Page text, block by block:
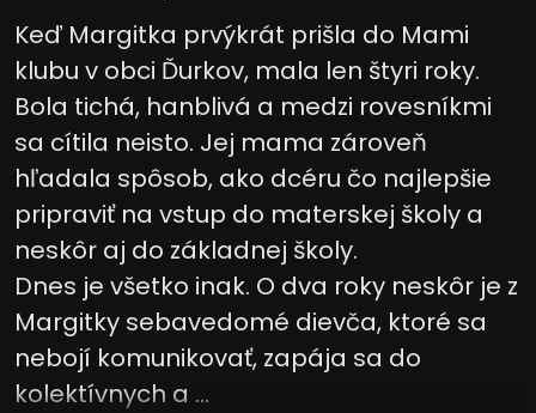
Keď Margitka prvýkrát prišla do Mami
klubu v obci Ďurkov, mala len štyri roky.
Bola tichá, hanblivá a medzi rovesníkmi
sa cítila neisto. Jej mama zároveň
hľadala spôsob, ako dcéru čo najlepšie
pripraviť na vstup do materskej školy a
neskôr aj do základnej školy.
Dnes je všetko inak. O dva roky neskôr je z
Margitky sebavedomé dievča, ktoré sa
nebojí komunikovať, zapája sa do
kolektívnych a ...